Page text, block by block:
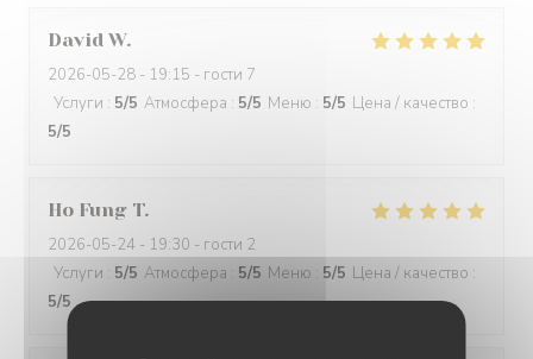
David W
2026-05-28 - 19:15 - гости 7
Услуги : 5/5 Атмосфера : 5/5 Меню : 5/5 Цена / качество :
5/5
Ho Fung T
2026-05-24 - 19:30 - гости 2
Услуги : 5/5 Атмосфера : 5/5 Меню : 5/5 Цена / качество :
5/5